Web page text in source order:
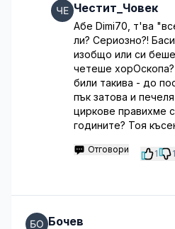
Честит_Човек
Абе Dimi70, т'ва
ли? Сериозно?!
изобщо или си
четеше хорОскопа?
били такива - до
пък затова и
циркове правихме
годините? Тоя
Отговори 1 1
Бочев